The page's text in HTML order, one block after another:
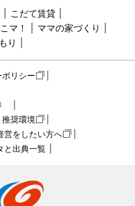
こだて賃貸
マ！
ママの家づくり
り
リシー
推奨環境
営をしたい方へ
と出典一覧